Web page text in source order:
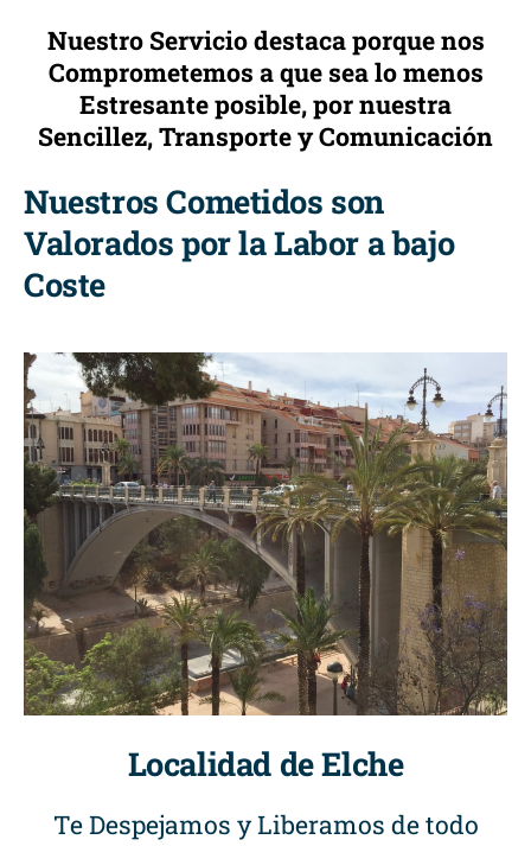
Nuestro Servicio destaca porque nos
Comprometemos a que sea lo menos
Estresante posible, por nuestra
Sencillez, Transporte y Comunicación
Nuestros Cometidos son
Valorados por la Labor a bajo
Coste
Localidad de Elche
Te Despejamos y Liberamos de todo